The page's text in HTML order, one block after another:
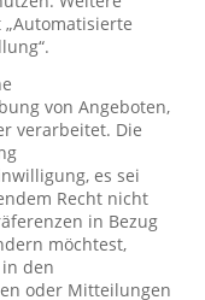
von Angeboten,
verarbeitet. Die
es sei
Recht nicht
in Bezug
möchtest,
den
oder Mitteilungen